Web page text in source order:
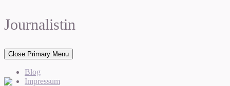
Journalistin
Close Primary Menu
Blog
Impressum